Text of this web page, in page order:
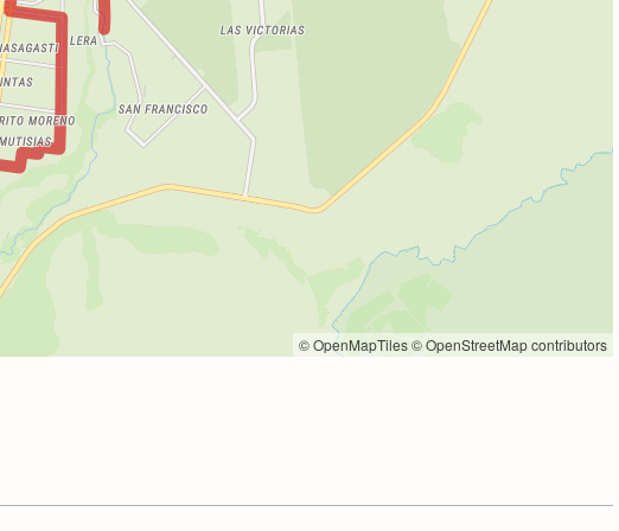
© OpenMapTiles© OpenStreetMap contributors